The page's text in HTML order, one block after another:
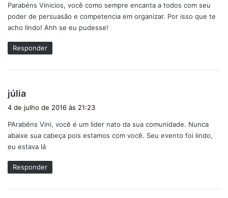
s
e
:
Parabéns Vinicios, você como sempre encanta a todos com seu
poder de persuasão e competencia em organizar. Por isso que te
acho lindo! Ahh se eu pudesse!
Responder
júlia
s
e
:
4 de julho de 2016 às 21:23
PArabéns Vini, você é um lider nato da sua comunidade. Nunca
abaixe sua cabeça pois estamos com você. Seu evento foi lindo,
eu estava lá
Responder